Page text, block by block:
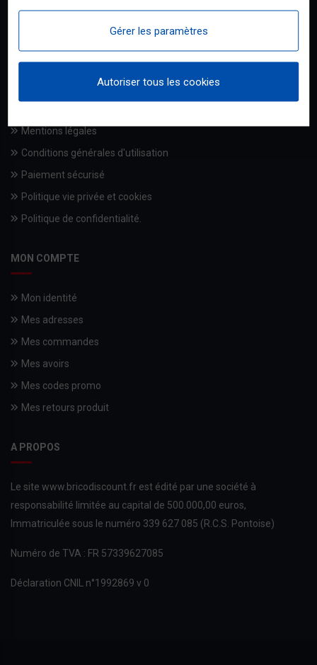
Qui sommes-nous
Mentions légales
Conditions générales d'utilisation
Paiement sécurisé
Politique vie privée et cookies
Politique de confidentialité.
MON COMPTE
Mon identité
Mes adresses
Mes commandes
Mes avoirs
Mes codes promo
Mes retours produit
A PROPOS
Le site www.bricodiscount.fr est édité par une société à
responsabilité limitée au capital de 500.000,00 euros,
Immatriculée sous le numéro 339 627 085 (R.C.S. Pontoise)
Numéro de TVA : FR 57339627085
Déclaration CNIL n°1992869 v 0
Gérer les paramètres
Autoriser tous les cookies